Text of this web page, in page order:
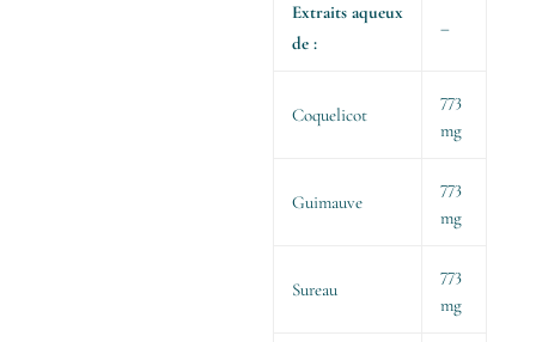
Extraits aqueux
de :
–
Coquelicot
773
mg
Guimauve
773
mg
Sureau
773
mg